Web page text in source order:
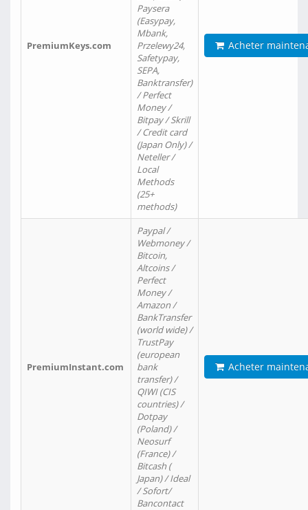
PremiumKeys.com
Paysera
(Easypay,
Mbank,
Przelewy24,
Safetypay,
SEPA,
Banktransfer)
/ Perfect
Money /
Bitpay / Skrill
/ Credit card
(Japan Only) /
Neteller /
Local
Methods
(25+
methods)
Acheter
PremiumInstant.com
Paypal /
Webmoney /
Bitcoin,
Altcoins /
Perfect
Money /
Amazon /
BankTransfer
(world wide) /
TrustPay
(european
bank
transfer) /
QIWI (CIS
countries) /
Dotpay
(Poland) /
Neosurf
(France) /
Bitcash (
Japan) / Ideal
/ Sofort/
Bancontact
Acheter